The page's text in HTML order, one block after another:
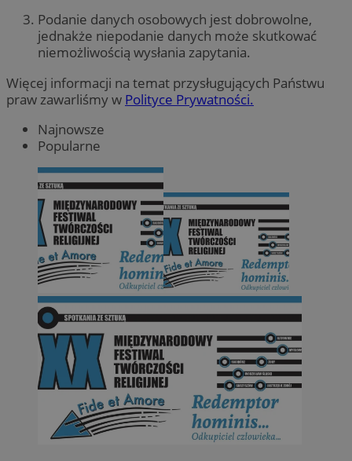
Podanie danych osobowych jest dobrowolne,
jednakże niepodanie danych może skutkować
niemożliwością wysłania zapytania.
Więcej informacji na temat przysługujących Państwu
praw zawarliśmy w Polityce Prywatności.
Najnowsze
Popularne